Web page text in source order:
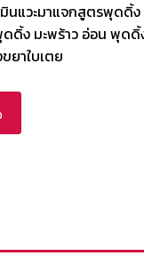
นแวะมาแจกสูตรพุดดิ้
ดิ้ง มะพร้าว อ่อน พุดดิ้
ยาใบเตย